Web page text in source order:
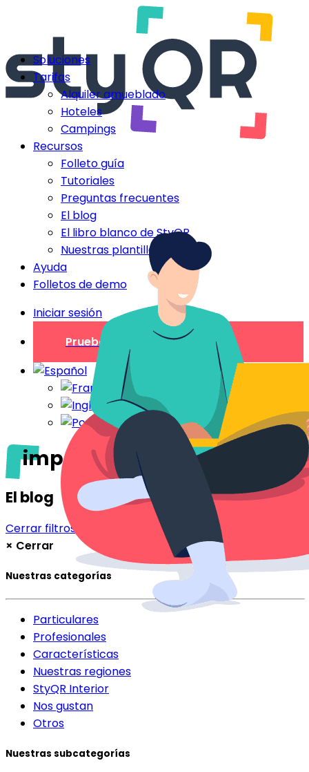
Soluciones
Tarifas
Alquiler amueblado
Hoteles
Campings
Recursos
Folleto guía
Tutoriales
Preguntas frecuentes
El blog
El libro blanco de StyQR
Nuestras plantillas StyQR
Ayuda
Folletos de demo
Iniciar sesión
Prueba gratuita
impresora
El blog
Cerrar filtros
× Cerrar
Nuestras categorías
Particulares
Profesionales
Características
Nuestras regiones
StyQR Interior
Nos gustan
Otros
Nuestras subcategorías